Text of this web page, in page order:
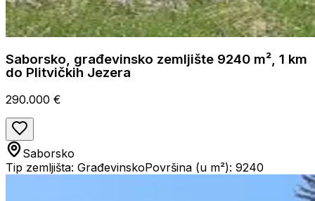
Saborsko, građevinsko zemljište 9240 m², 1 km
do Plitvičkih Jezera
290.000 €
Saborsko
Tip zemljišta: GrađevinskoPovršina (u m²): 9240